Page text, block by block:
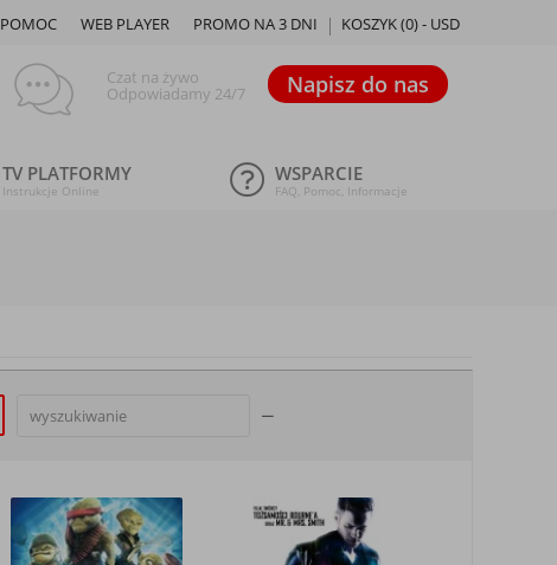
KOSZYK (0) - USD
PROMO NA 3 DNI
WEB PLAYER
POMOC
Czat na żywo
Odpowiadamy 24/7 Napisz do nas
TV PLATFORMY
Instrukcje Online
WSPARCIE
FAQ, Pomoc, Informacje